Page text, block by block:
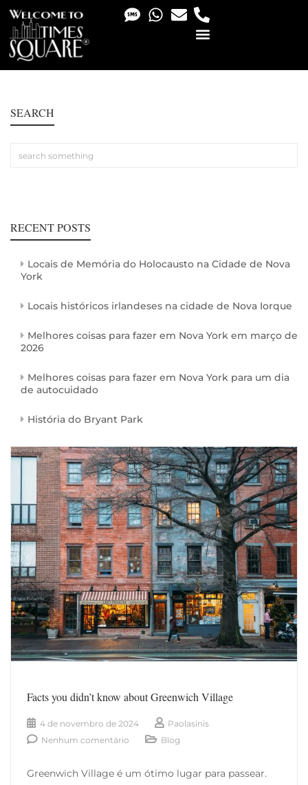
SEARCH
RECENT POSTS
Locais de Memória do Holocausto na Cidade de Nova
York
Locais históricos irlandeses na cidade de Nova Iorque
Melhores coisas para fazer em Nova York em março de
2026
Melhores coisas para fazer em Nova York para um dia
de autocuidado
História do Bryant Park
Facts you didn’t know about Greenwich Village
4 de novembro de 2024
Paolasinis
Nenhum comentário
Blog
Greenwich Village é um ótimo lugar para passear.